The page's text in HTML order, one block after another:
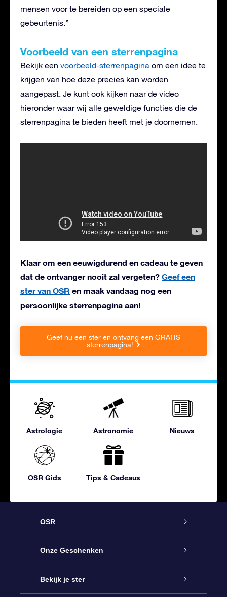
mensen voor te bereiden op een speciale
gebeurtenis.”
Voorbeeld van een sterrenpagina
Bekijk een voorbeeld-sterrenpagina om een idee te
krijgen van hoe deze precies kan worden
aangepast. Je kunt ook kijken naar de video
hieronder waar wij alle geweldige functies die de
sterrenpagina te bieden heeft met je doornemen.
Klaar om een eeuwigdurend en cadeau te geven
dat de ontvanger nooit zal vergeten? Geef een
ster van OSR en maak vandaag nog een
persoonlijke sterrenpagina aan!
Geef nu een ster en ontvang een GRATIS
sterrenpagina!
Astrologie Astronomie Nieuws
OSR Gids Tips & Cadeaus
OSR
Service
Contact
Onze Geschenken
Online Star Gift
Bekijk je ster